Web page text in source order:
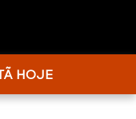
HOJE